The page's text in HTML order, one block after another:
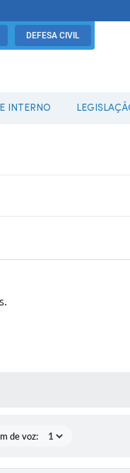
DEFESA CIVIL
INTERNO
de voz: